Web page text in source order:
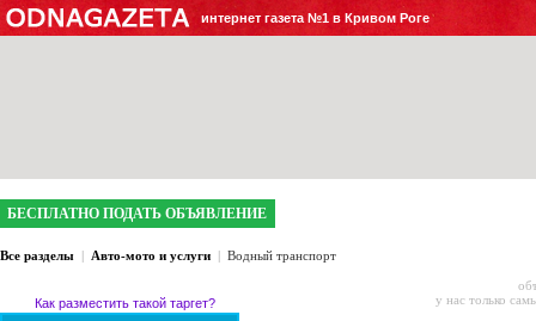
интернет газета №1 в Кривом Роге
БЕСПЛАТНО ПОДАТЬ ОБЪЯВЛЕНИЕ
Все разделы | Авто-мото и услуги | Водный транспорт
Как разместить такой таргет?
у нас только